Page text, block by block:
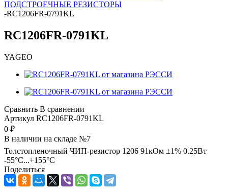
ПОДСТРОЕЧНЫЕ РЕЗИСТОРЫ
-RC1206FR-0791KL
RC1206FR-0791KL
YAGEO
Сравнить В сравнении
Артикул RC1206FR-0791KL
0 ₽
В наличии на складе №7
Толстопленочный ЧИП-резистор 1206 91кОм ±1% 0.25Вт
-55°С...+155°С
Поделиться